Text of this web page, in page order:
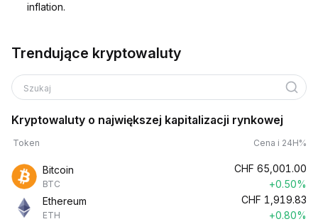
inflation.
Trendujące kryptowaluty
Szukaj
Kryptowaluty o największej kapitalizacji rynkowej
Token Cena i 24H%
Bitcoin
BTC
CHF 65,001.00
+0.50%
Ethereum
ETH
CHF 1,919.83
+0.80%